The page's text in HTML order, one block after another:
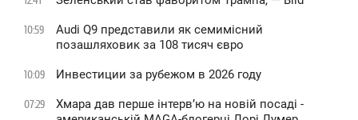
10:59
Audi Q9 представили як семимісний
позашляховик за 108 тисяч євро
10:09 Инвестиции за рубежом в 2026 году
07:29
Хмара дав перше інтервʼю на новій посаді -